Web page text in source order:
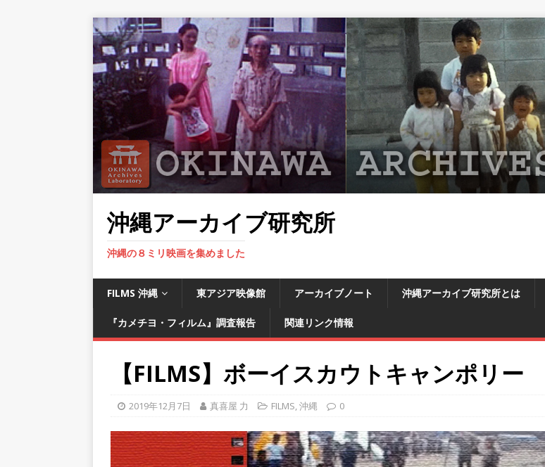
沖縄アーカイブ研究所
沖縄の８ミリ映画を集めました
FILMS 沖縄 東アジア映像館 アーカイブノート 沖縄アーカイブ研究所とは
『カメチヨ・フィルム』調査報告 関連リンク情報
【FILMS】ボーイスカウトキャンポリー
2019年12月7日 真喜屋 力 FILMS,沖縄 0